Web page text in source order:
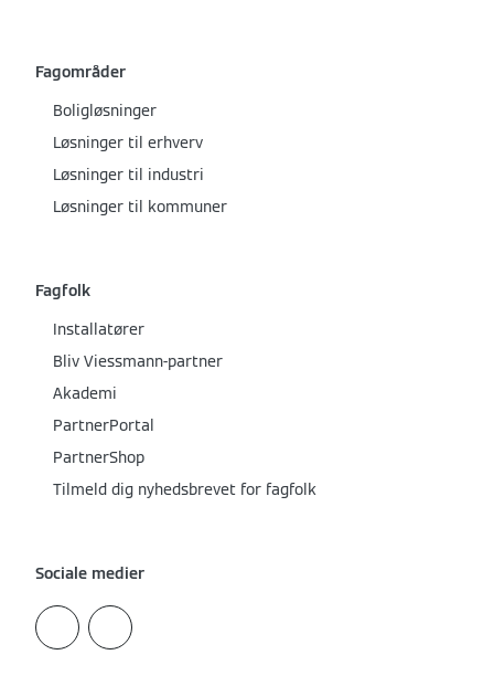
Fagområder
Boligløsninger
Løsninger til erhverv
Løsninger til industri
Løsninger til kommuner
Fagfolk
Installatører
Bliv Viessmann-partner
Akademi
PartnerPortal
PartnerShop
Tilmeld dig nyhedsbrevet for fagfolk
Sociale medier